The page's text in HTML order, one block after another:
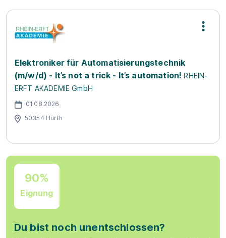
Elektroniker für Automatisierungstechnik
(m/w/d) - It’s not a trick - It’s automation! RHEIN-
ERFT AKADEMIE GmbH
01.08.2026
50354 Hürth
90%
Eignung
Du bist noch unentschlossen?